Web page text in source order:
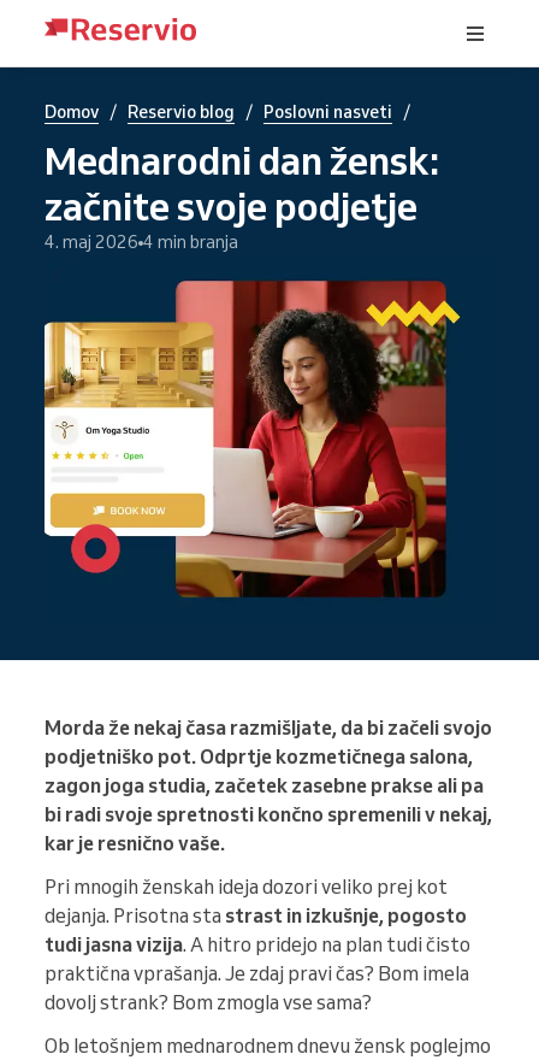
Domov / Reservio blog / Poslovni nasveti /
Mednarodni dan žensk:
začnite svoje podjetje
4. maj 2026 4 min branja
Morda že nekaj časa razmišljate, da bi začeli svojo
podjetniško pot. Odprtje kozmetičnega salona,
zagon joga studia, začetek zasebne prakse ali pa
bi radi svoje spretnosti končno spremenili v nekaj,
kar je resnično vaše.
Pri mnogih ženskah ideja dozori veliko prej kot
dejanja. Prisotna sta strast in izkušnje, pogosto
tudi jasna vizija. A hitro pridejo na plan tudi čisto
praktična vprašanja. Je zdaj pravi čas? Bom imela
dovolj strank? Bom zmogla vse sama?
Ob letošnjem mednarodnem dnevu žensk poglejmo